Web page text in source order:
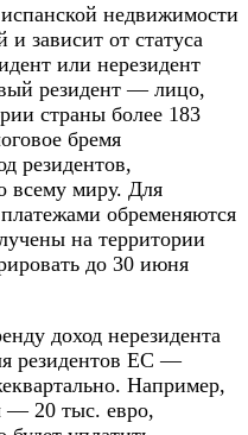
недвижимости
и зависит от статуса
или нерезидент
резидент — лицо,
страны более 183
бремя
резидентов,
всему миру. Для
обременяются
на территории
до 30 июня
доход нерезидента
резидентов ЕС —
Например,
— 20 тыс. евро,